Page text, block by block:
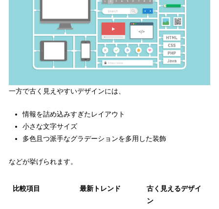
一方で古く見えやすいデザインには、
情報を詰め込みすぎたレイアウト
小さな文字サイズ
多色且つ派手なグラデーションを多用した装飾
などが挙げられます。
比較項目 最新トレンド
古く見えるデザイ
ン